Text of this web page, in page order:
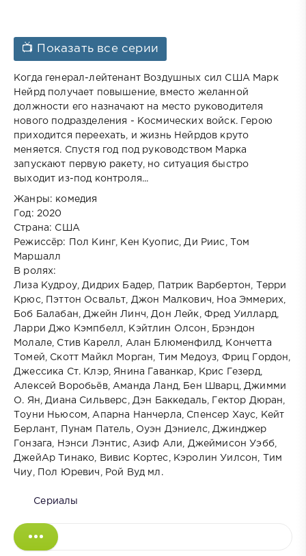
📺 Показать все серии
Когда генерал-лейтенант Воздушных сил США Марк
Нейрд получает повышение, вместо желанной
должности его назначают на место руководителя
нового подразделения - Космических войск. Герою
приходится переехать, и жизнь Нейрдов круто
меняется. Спустя год под руководством Марка
запускают первую ракету, но ситуация быстро
выходит из-под контроля...
Жанры: комедия
Год: 2020
Страна: США
Режиссёр: Пол Кинг, Кен Куопис, Ди Риис, Том
Маршалл
В ролях:
Лиза Кудроу, Дидрих Бадер, Патрик Варбертон, Терри
Крюс, Пэттон Освальт, Джон Малкович, Ноа Эммерих,
Боб Балабан, Джейн Линч, Дон Лейк, Фред Уиллард,
Ларри Джо Кэмпбелл, Кэйтлин Олсон, Брэндон
Молале, Стив Карелл, Алан Блюменфилд, Кончетта
Томей, Скотт Майкл Морган, Тим Медоуз, Фриц Гордон,
Джессика Ст. Клэр, Янина Гаванкар, Крис Гезерд,
Алексей Воробьёв, Аманда Ланд, Бен Шварц, Джимми
О. Ян, Диана Сильверс, Дэн Баккедаль, Гектор Дюран,
Тоуни Ньюсом, Апарна Нанчерла, Спенсер Хаус, Кейт
Берлант, Пунам Патель, Оуэн Дэниелс, Джинджер
Гонзага, Нэнси Лэнтис, Азиф Али, Джеймисон Уэбб,
ДжейАр Тинако, Вивис Кортес, Кэролин Уилсон, Тим
Чиу, Пол Юревич, Рой Вуд мл.
Сериалы